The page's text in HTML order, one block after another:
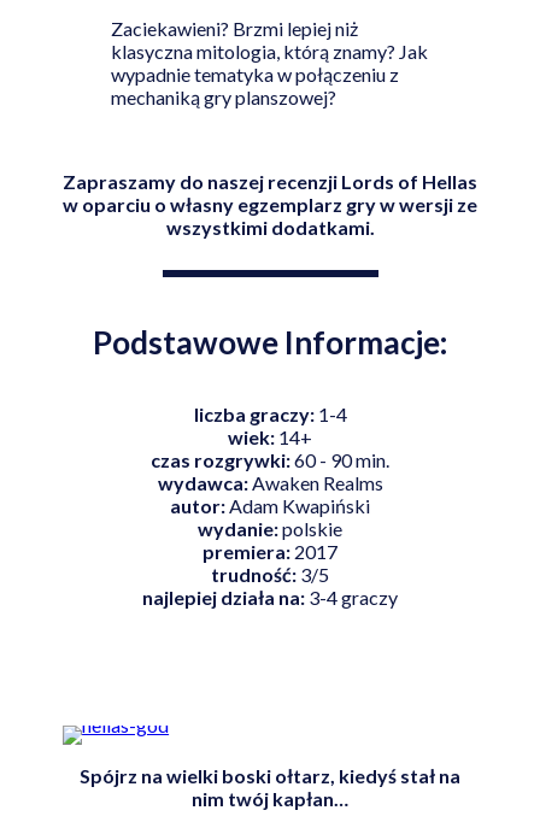
Zaciekawieni? Brzmi lepiej niż
klasyczna mitologia, którą znamy? Jak
wypadnie tematyka w połączeniu z
mechaniką gry planszowej?
Zapraszamy do naszej recenzji Lords of Hellas
w oparciu o własny egzemplarz gry w wersji ze
wszystkimi dodatkami.
Podstawowe Informacje:
liczba graczy:1-4
wiek: 14+
czas rozgrywki:60 - 90 min.
wydawca:Awaken Realms
autor:Adam Kwapiński
wydanie:polskie
premiera: 2017
trudność: 3/5
najlepiej działa na: 3-4 graczy
Spójrz na wielki boski ołtarz, kiedyś stał na
nim twój kapłan…